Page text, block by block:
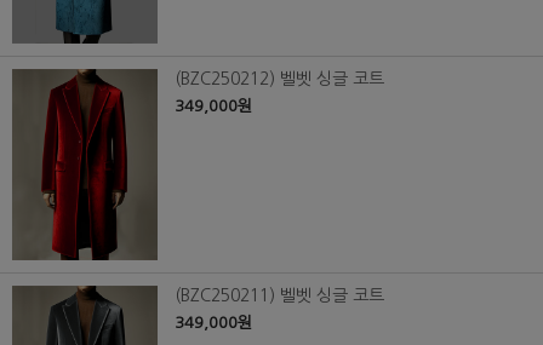
(BZC250212) 벨벳 싱글 코트
349,000원
(BZC250211) 벨벳 싱글 코트
349,000원